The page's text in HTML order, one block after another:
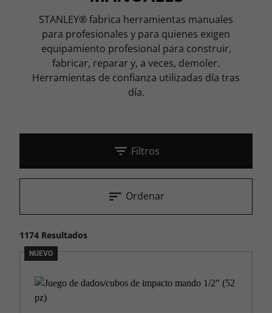
STANLEY® fabrica herramientas manuales
para profesionales y para quienes exigen
equipamiento profesional para construir,
fabricar, reparar y, a veces, demoler.
Herramientas de confianza utilizadas día tras
día.
Filtros
1174 Resultados
Ordenar
NUEVO